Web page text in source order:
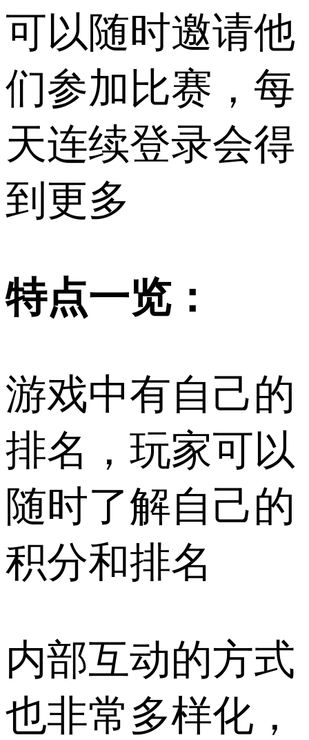
可以随时邀请他
们参加比赛，每
天连续登录会得
到更多
特点一览：
游戏中有自己的
排名，玩家可以
随时了解自己的
积分和排名
内部互动的方式
也非常多样化，